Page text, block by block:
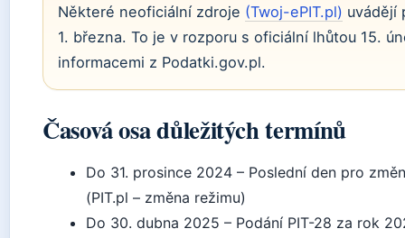
Některé neoficiální zdroje (Twoj-ePIT.pl) uvádějí
1. března. To je v rozporu s oficiální lhůtou 15.
informacemi z Podatki.gov.pl.
Časová osa důležitých termínů
Do 31. prosince 2024 – Poslední den pro
(PIT.pl – změna režimu)
Do 30. dubna 2025 – Podání PIT-28 za rok